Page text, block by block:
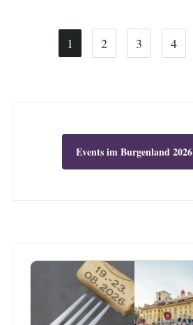
1 2 3 4
Events im Burgenland 2026